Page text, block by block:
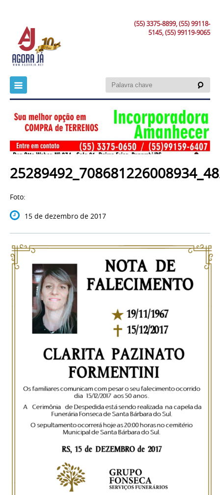
(55) 3375-8899, (55) 99118-
5145, (55) 99119-9065
Foto:
15 de dezembro de 2017